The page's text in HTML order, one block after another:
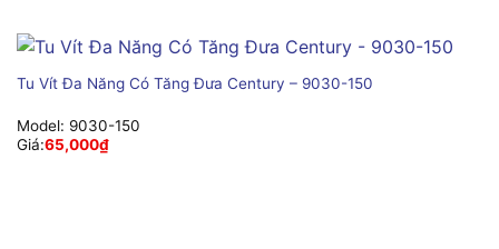
Tu Vít Đa Năng Có Tăng Đưa Century – 9030-150
Model: 9030-150
Giá:65,000₫